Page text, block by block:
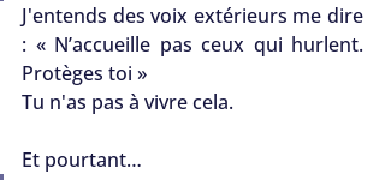
J'entends des voix extérieurs me dire
: « N’accueille pas ceux qui hurlent.
Protèges toi »
Tu n'as pas à vivre cela.
Et pourtant…